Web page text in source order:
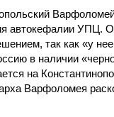
автокефалии УПЦ.
так как «у нее
в наличии
на
Варфоломея